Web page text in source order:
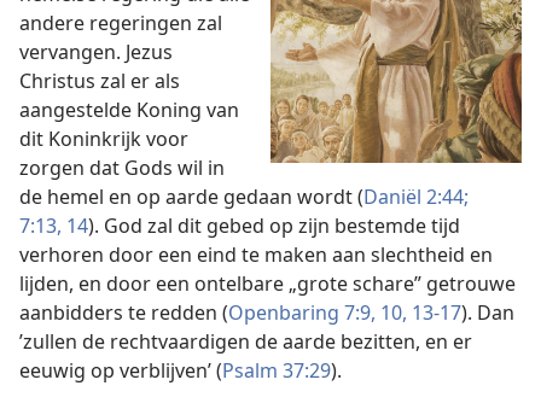
andere regeringen zal
vervangen. Jezus
Christus zal er als
aangestelde Koning van
dit Koninkrijk voor
zorgen dat Gods wil in
de hemel en op aarde gedaan wordt (Daniël 2:44;
7:13, 14). God zal dit gebed op zijn bestemde tijd
verhoren door een eind te maken aan slechtheid en
lijden, en door een ontelbare „grote schare” getrouwe
aanbidders te redden (Openbaring 7:9, 10, 13-17). Dan
’zullen de rechtvaardigen de aarde bezitten, en er
eeuwig op verblijven’ (Psalm 37:29).